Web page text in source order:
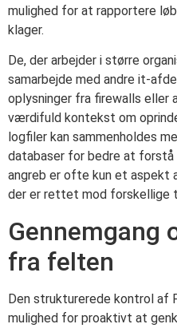
mulighed for at rapportere
klager.
De, der arbejder i større
samarbejde med andre it-
oplysninger fra firewalls eller
værdifuld kontekst om
logfiler kan sammenholdes
databaser for bedre at
angreb er ofte kun et aspekt
der er rettet mod forskellige
Gennemgang
fra felten
Den strukturerede kontrol af
mulighed for proaktivt at